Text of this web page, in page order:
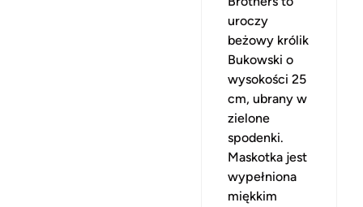
uroczy
beżowy królik
Bukowski o
wysokości 25
cm, ubrany w
zielone
spodenki.
Maskotka jest
wypełniona
miękkim